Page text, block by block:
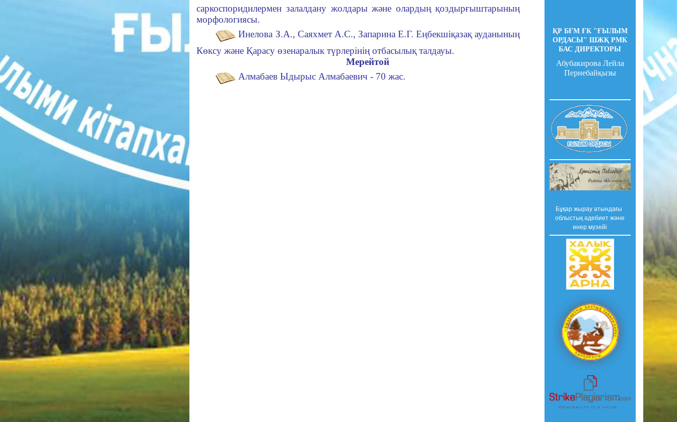
саркоспоридилермен залалдану жолдары және олардың қоздырғыштарының
морфологиясы.
Инелова З.А., Саяхмет А.С., Запарина Е.Г. Еңбекшіқазақ ауданының
Көксу және Қарасу өзенаралык түрлерiнiң отбасылық талдауы.
Мерейтой
Алмабаев Ыдырыс Алмабаевич - 70 жас.
ҚР БҒМ ҒК "ҒЫЛЫМ
ОРДАСЫ" ШЖҚ РМК
БАС ДИРЕКТОРЫ
Абубакирова Лейла
Пернебайқызы
Бұқар жырау атындағы
облыстық әдебиет және
өнер музейі